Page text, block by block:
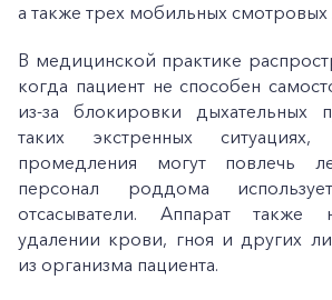
а также трех мобильных смотровых
В медицинской практике
когда пациент не способен
из-за блокировки дыхательных
таких экстренных
промедления могут повлечь
персонал роддома
отсасыватели. Аппарат также
удалении крови, гноя и других
из организма пациента.